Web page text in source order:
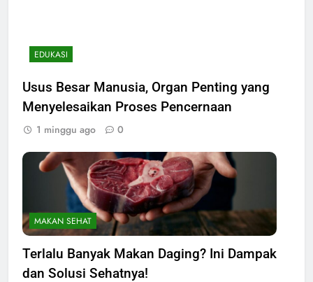
EDUKASI
Usus Besar Manusia, Organ Penting yang
Menyelesaikan Proses Pencernaan
1 minggu ago 0
MAKAN SEHAT
Terlalu Banyak Makan Daging? Ini Dampak
dan Solusi Sehatnya!